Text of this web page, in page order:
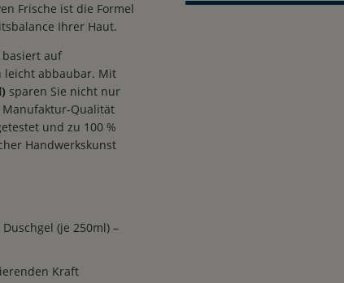
Frische ist die Formel
Ihrer Haut.
basiert auf
leicht abbaubar. Mit
sparen Sie nicht nur
Qualität
und zu 100 %
Handwerkskunst
(je 250ml) –
Kraft